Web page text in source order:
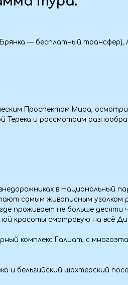
мест республики, печально
где велись поиски съемочной
в Национальный парк Алания,
уголком республики
не больше десяти человек,
смотровую на всё Дигорское ущелье.
Галиат, с многоэтажными
шахтерский посёлок «Фаснал».
Мира, осмотрим старинную
рассмотрим разнообразную и